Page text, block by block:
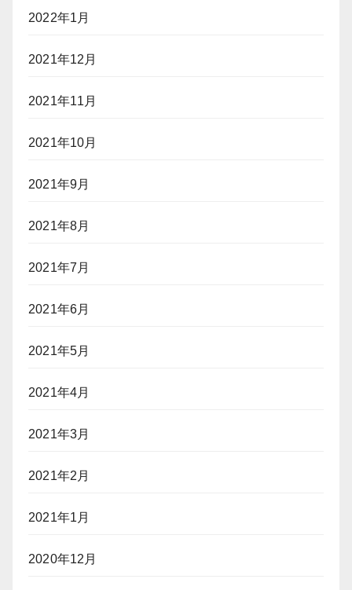
2022年1月
2021年12月
2021年11月
2021年10月
2021年9月
2021年8月
2021年7月
2021年6月
2021年5月
2021年4月
2021年3月
2021年2月
2021年1月
2020年12月